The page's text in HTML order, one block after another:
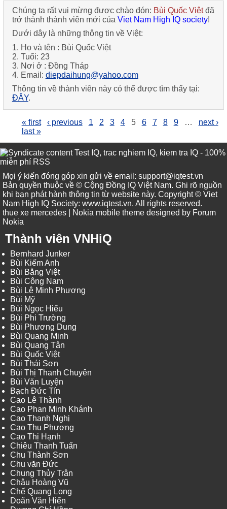
Chúng ta rất vui mừng được chào đón: Bùi Quốc Việtđã
trở thành thành viên mới của Viet Nam High IQ society!
Dưới dây là những thông tin về Việt:
1. Họ và tên : Bùi Quốc Việt
2. Tuổi: 23
3. Nơi ở : Đồng Tháp
4. Email: diepdaihung@yahoo.com
Thông tin về thành viên này có thể được tìm thấy tại:
ĐÂY.
« first ‹ previous 1 2 3 4 5 6 7 8 9 …
next ›
last »
Test IQ, trac nghiem IQ, kiem tra IQ - 100%
miễn phí RSS
Mọi ý kiến đóng góp xin gửi về email: support@iqtest.vn
Bản quyền thuộc về © Cộng Đồng IQ Việt Nam. Ghi rõ nguồn
khi bạn phát hành thông tin từ website này. Copyright © Viet
Nam High IQ Society: www.iqtest.vn. All rights reserved.
thue xe mercedes | Nokia mobile theme designed by Forum
Nokia
Thành viên VNHiQ
Bernhard Junker
Bùi Kiếm Anh
Bùi Bằng Việt
Bùi Công Nam
Bùi Lê Minh Phương
Bùi Mỹ
Bùi Ngọc Hiếu
Bùi Phi Trường
Bùi Phương Dung
Bùi Quang Minh
Bùi Quang Tân
Bùi Quốc Việt
Bùi Thái Sơn
Bùi Thị Thanh Chuyên
Bùi Văn Luyện
Bạch Đức Tín
Cao Lê Thành
Cao Phan Minh Khánh
Cao Thanh Nghị
Cao Thu Phương
Cao Thị Hạnh
Chiêu Thanh Tuấn
Chu Thành Sơn
Chu văn Đức
Chung Thủy Trân
Châu Hoàng Vũ
Chế Quang Long
Doãn Văn Hiến